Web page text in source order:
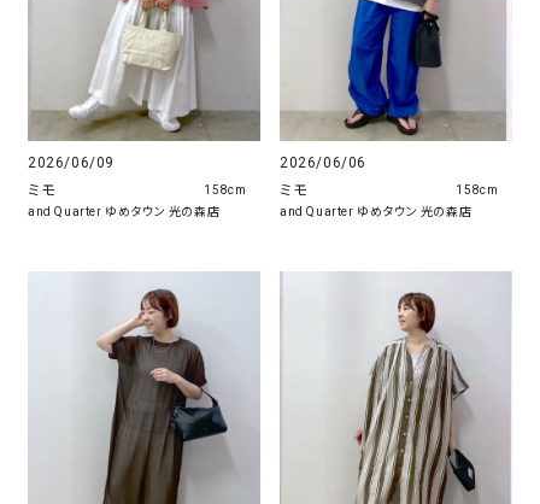
2026/06/09
ミモ
and Quarter ゆめタウン 光の森店
158cm
2026/06/06
ミモ
and Quarter ゆめタウン 光の森店
158cm